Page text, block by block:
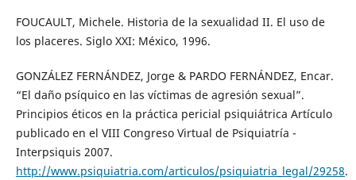
FOUCAULT, Michele. Historia de la sexualidad II. El uso de
los placeres. Siglo XXI: México, 1996.
GONZÁLEZ FERNÁNDEZ, Jorge & PARDO FERNÁNDEZ, Encar.
“El daño psíquico en las víctimas de agresión sexual”.
Principios éticos en la práctica pericial psiquiátrica Artículo
publicado en el VIII Congreso Virtual de Psiquiatría -
Interpsiquis 2007.
http://www.psiquiatria.com/articulos/psiquiatria_legal/29258.